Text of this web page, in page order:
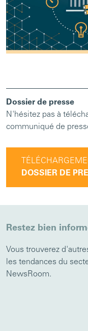
Dossier de presse
N'hésitez pas à
communiqué de
DOSSIER DE
Restez bien
Vous trouverez
les tendances du
NewsRoom.